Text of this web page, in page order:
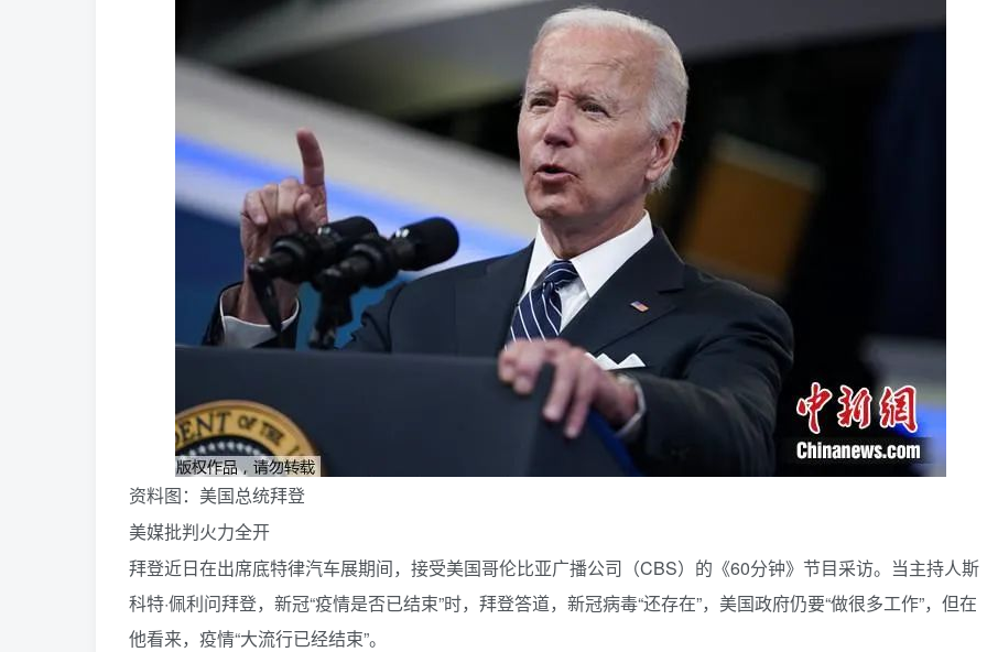
资料图：美国总统拜登
美媒批判火力全开
拜登近日在出席底特律汽车展期间，接受美国哥伦比亚广播公司（CBS）的《60分钟》节目采访。当主持人斯
科特·佩利问拜登，新冠“疫情是否已结束”时，拜登答道，新冠病毒“还存在”，美国政府仍要“做很多工作”，但在
他看来，疫情“大流行已经结束”。